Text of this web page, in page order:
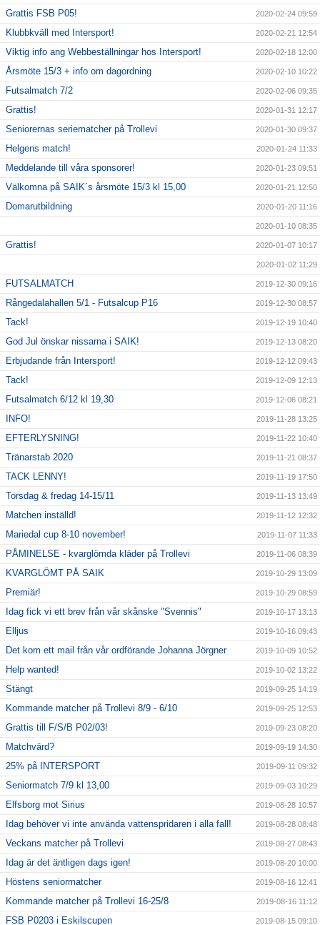
Grattis FSB P05! 2020-02-24 09:59
Klubbkväll med Intersport! 2020-02-21 12:54
Viktig info ang Webbeställningar hos Intersport! 2020-02-18 12:00
Årsmöte 15/3 + info om dagordning 2020-02-10 10:22
Futsalmatch 7/2 2020-02-06 09:35
Grattis! 2020-01-31 12:17
Seniorernas seriematcher på Trollevi 2020-01-30 09:37
Helgens match! 2020-01-24 11:33
Meddelande till våra sponsorer! 2020-01-23 09:51
Välkomna på SAIK´s årsmöte 15/3 kl 15,00 2020-01-21 12:50
Domarutbildning 2020-01-20 11:16
2020-01-10 08:35
Grattis! 2020-01-07 10:17
2020-01-02 11:29
FUTSALMATCH 2019-12-30 09:16
Rångedalahallen 5/1 - Futsalcup P16 2019-12-30 08:57
Tack! 2019-12-19 10:40
God Jul önskar nissarna i SAIK! 2019-12-13 08:20
Erbjudande från Intersport! 2019-12-12 09:43
Tack! 2019-12-09 12:13
Futsalmatch 6/12 kl 19,30 2019-12-06 08:21
INFO! 2019-11-28 13:25
EFTERLYSNING! 2019-11-22 10:40
Tränarstab 2020 2019-11-21 08:37
TACK LENNY! 2019-11-19 17:50
Torsdag & fredag 14-15/11 2019-11-13 13:49
Matchen inställd! 2019-11-12 12:32
Mariedal cup 8-10 november! 2019-11-07 11:33
PÅMINELSE - kvarglömda kläder på Trollevi 2019-11-06 08:39
KVARGLÖMT PÅ SAIK 2019-10-29 13:09
Premiär! 2019-10-29 08:59
Idag fick vi ett brev från vår skånske "Svennis" 2019-10-17 13:13
Elljus 2019-10-16 09:43
Det kom ett mail från vår ordförande Johanna Jörgner 2019-10-09 10:52
Help wanted! 2019-10-02 13:22
Stängt 2019-09-25 14:19
Kommande matcher på Trollevi 8/9 - 6/10 2019-09-25 12:53
Grattis till F/S/B P02/03! 2019-09-23 08:20
Matchvärd? 2019-09-19 14:30
25% på INTERSPORT 2019-09-11 09:32
Seniormatch 7/9 kl 13,00 2019-09-03 10:29
Elfsborg mot Sirius 2019-08-28 10:57
Idag behöver vi inte använda vattenspridaren i alla fall! 2019-08-28 08:48
Veckans matcher på Trollevi 2019-08-27 08:43
Idag är det äntligen dags igen! 2019-08-20 10:00
Höstens seniormatcher 2019-08-16 12:41
Kommande matcher på Trollevi 16-25/8 2019-08-16 11:12
FSB P0203 i Eskilscupen 2019-08-15 09:10